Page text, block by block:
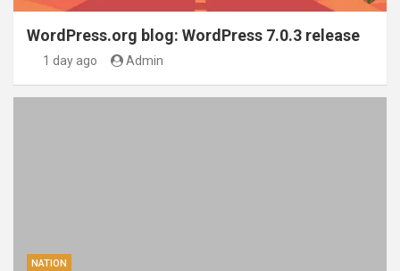
WordPress.org blog: WordPress 7.0.3 release
1 day ago Admin
NATION